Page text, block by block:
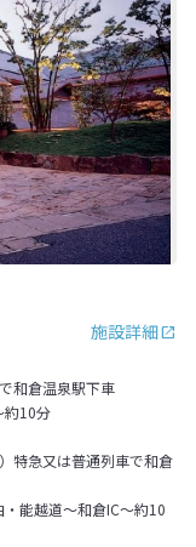
施設詳細
和倉温泉駅下車
約10分
特急又は普通列車で和倉
能越道～和倉IC～約10